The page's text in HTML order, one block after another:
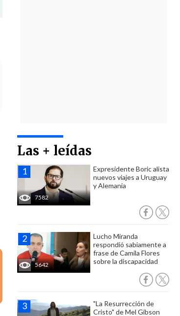
Las + leídas
7582
Expresidente Boric alista
nuevos viajes a Uruguay
y Alemania
5642
Lucho Miranda
respondió sabiamente a
frase de Camila Flores
sobre la discapacidad
"La Resurrección de
Cristo" de Mel Gibson